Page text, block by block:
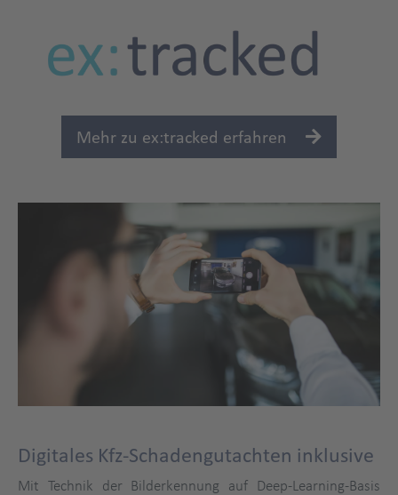
Mehr zu ex:tracked erfahren
Digitales Kfz-Schadengutachten inklusive
Mit Technik der Bilderkennung auf Deep-Learning-Basis